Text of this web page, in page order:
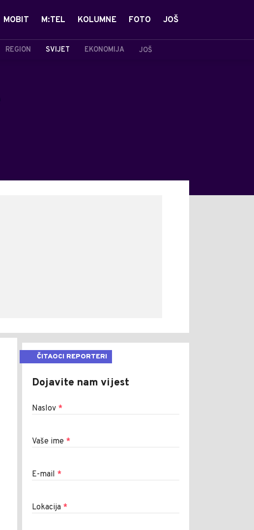
REGION SVIJET EKONOMIJA JOŠ
MOBIT M:TEL KOLUMNE FOTO JOŠ
ČITAOCI REPORTERI
Dojavite nam vijest
Naslov *
Vaše ime *
E-mail *
Lokacija *